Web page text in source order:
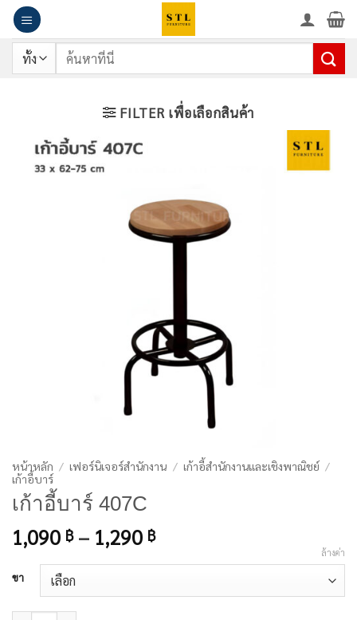
ข้าม
เนื้อหา
ค้นหา:
FILTER เพื่อเลือกสินค้า
หน้าหลัก / เฟอร์นิเจอร์สำนักงาน / เก้าอี้สำนักงานและเชิงพาณิชย์ /
เก้าอี้บาร์
เก้าอี้บาร์ 407C
1,090 ฿ – 1,290 ฿Price
through
ขา
ล้างค่า